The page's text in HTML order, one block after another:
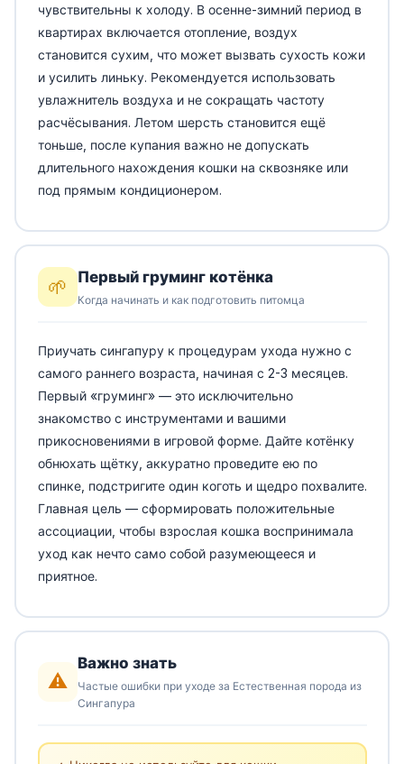
чувствительны к холоду. В осенне-зимний период в
квартирах включается отопление, воздух
становится сухим, что может вызвать сухость кожи
и усилить линьку. Рекомендуется использовать
увлажнитель воздуха и не сокращать частоту
расчёсывания. Летом шерсть становится ещё
тоньше, после купания важно не допускать
длительного нахождения кошки на сквозняке или
под прямым кондиционером.
🌱 Первый груминг котёнка
Когда начинать и как подготовить питомца
Приучать сингапуру к процедурам ухода нужно с
самого раннего возраста, начиная с 2-3 месяцев.
Первый «груминг» — это исключительно
знакомство с инструментами и вашими
прикосновениями в игровой форме. Дайте котёнку
обнюхать щётку, аккуратно проведите ею по
спинке, подстригите один коготь и щедро похвалите.
Главная цель — сформировать положительные
ассоциации, чтобы взрослая кошка воспринимала
уход как нечто само собой разумеющееся и
приятное.
⚠️
Важно знать
Частые ошибки при уходе за Естественная порода из
Сингапура